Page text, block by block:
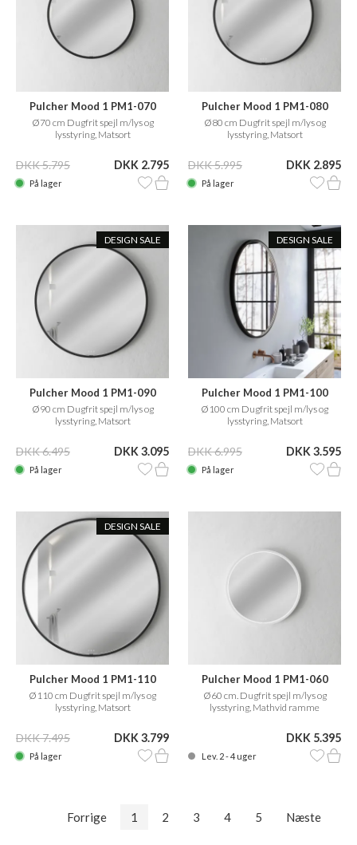
Pulcher Mood 1 PM1-070
Ø70 cm Dugfrit spejl m/lys og
lysstyring, Matsort
DKK 5.795 DKK 2.795
På lager
Pulcher Mood 1 PM1-080
Ø80 cm Dugfrit spejl m/lys og
lysstyring, Matsort
DKK 5.995 DKK 2.895
På lager
DESIGN SALE
Pulcher Mood 1 PM1-090
Ø90 cm Dugfrit spejl m/lys og
lysstyring, Matsort
DKK 6.495 DKK 3.095
På lager
DESIGN SALE
Pulcher Mood 1 PM1-100
Ø100 cm Dugfrit spejl m/lys og
lysstyring, Matsort
DKK 6.995 DKK 3.595
På lager
DESIGN SALE
Pulcher Mood 1 PM1-110
Ø110 cm Dugfrit spejl m/lys og
lysstyring, Matsort
DKK 7.495 DKK 3.799
På lager
Pulcher Mood 1 PM1-060
Ø60 cm. Dugfrit spejl m/lys og
lysstyring, Mathvid ramme
DKK 5.395
Lev. 2 - 4 uger
Forrige 1 2 3 4 5 Næste